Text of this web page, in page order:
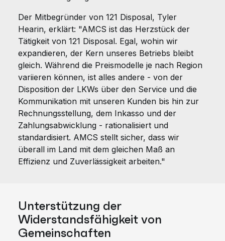
Der Mitbegründer von 121 Disposal, Tyler
Hearin, erklärt: "AMCS ist das Herzstück der
Tätigkeit von 121 Disposal. Egal, wohin wir
expandieren, der Kern unseres Betriebs bleibt
gleich. Während die Preismodelle je nach Region
variieren können, ist alles andere - von der
Disposition der LKWs über den Service und die
Kommunikation mit unseren Kunden bis hin zur
Rechnungsstellung, dem Inkasso und der
Zahlungsabwicklung - rationalisiert und
standardisiert. AMCS stellt sicher, dass wir
überall im Land mit dem gleichen Maß an
Effizienz und Zuverlässigkeit arbeiten."
Unterstützung der
Widerstandsfähigkeit von
Gemeinschaften